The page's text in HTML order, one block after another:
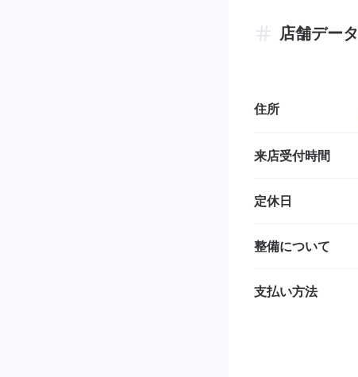
店舗データ
住所
来店受付時間
定休日
整備について
支払い方法